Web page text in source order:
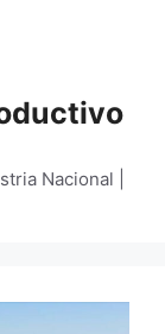
Nacional |